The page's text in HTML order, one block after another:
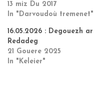
13 miz Du 2017
In "Darvoudoù tremenet"
16.05.2026 : Degouezh ar
Redadeg
21 Gouere 2025
In "Keleier"